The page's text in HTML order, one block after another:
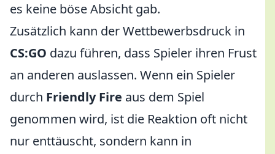
es keine böse Absicht gab.
Zusätzlich kann der Wettbewerbsdruck in
CS:GO dazu führen, dass Spieler ihren Frust
an anderen auslassen. Wenn ein Spieler
durch Friendly Fire aus dem Spiel
genommen wird, ist die Reaktion oft nicht
nur enttäuscht, sondern kann in